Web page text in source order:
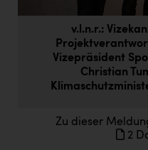
ERLUS AG
everfield
Firmenradl
Fristads Austria
HIG Infomotion Group
v.l.n.r.:
Vizepräsident
Christian
Zu dieser
2